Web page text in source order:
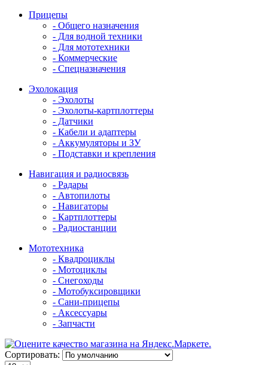
Прицепы
- Общего назначения
- Для водной техники
- Для мототехники
- Коммерческие
- Спецназначения
Эхолокация
- Эхолоты
- Эхолоты-картплоттеры
- Датчики
- Кабели и адаптеры
- Аккумуляторы и ЗУ
- Подставки и крепления
Навигация и радиосвязь
- Радары
- Автопилоты
- Навигаторы
- Картплоттеры
- Радиостанции
Мототехника
- Квадроциклы
- Мотоциклы
- Снегоходы
- Мотобуксировщики
- Сани-прицепы
- Аксессуары
- Запчасти
Сортировать: